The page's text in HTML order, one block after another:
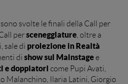
svolte le finali della Call per
persceneggiature , oltre a
sale di proiezione in Realtà
di show sul Mainstagee
e doppiatori come Pupi Avati,
Malanchino, Ilaria Latini, Giorgio